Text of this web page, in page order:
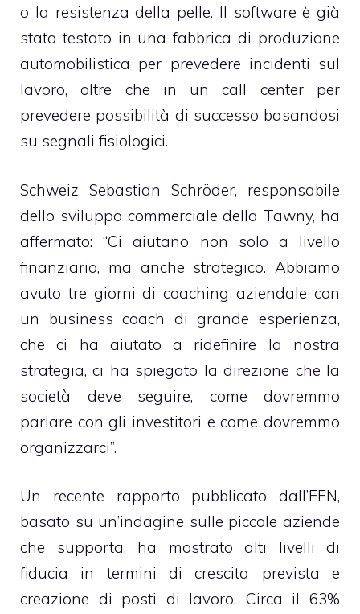
o la resistenza della pelle. Il software è già
stato testato in una fabbrica di produzione
automobilistica per prevedere incidenti sul
lavoro, oltre che in un call center per
prevedere possibilità di successo basandosi
su segnali fisiologici.
Schweiz Sebastian Schröder, responsabile
dello sviluppo commerciale della Tawny, ha
affermato: “Ci aiutano non solo a livello
finanziario, ma anche strategico. Abbiamo
avuto tre giorni di coaching aziendale con
un business coach di grande esperienza,
che ci ha aiutato a ridefinire la nostra
strategia, ci ha spiegato la direzione che la
società deve seguire, come dovremmo
parlare con gli investitori e come dovremmo
organizzarci”.
Un recente rapporto pubblicato dall’EEN,
basato su un’indagine sulle piccole aziende
che supporta, ha mostrato alti livelli di
fiducia in termini di crescita prevista e
creazione di posti di lavoro. Circa il 63%